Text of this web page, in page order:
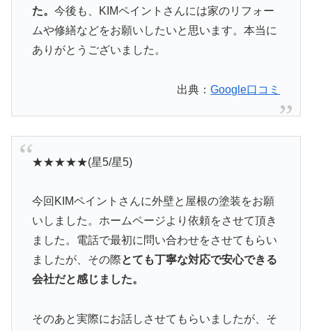
た。 今後も、KIMペイントさんには家のリフォー
ムや修繕などをお願いしたいと思います。本当に
ありがとうございました。
出典：Google口コミ
★★★★★(星5/星5)
今回KIMペイントさんに外壁と屋根の塗装をお願
いしました。ホームページより依頼をさせて頂き
ました。電話で最初に問い合わせをさせてもらい
ましたが、その際とても丁寧な対応で安心できる
会社だと感じました。
そのあと実際にお話しさせてもらいましたが、そ